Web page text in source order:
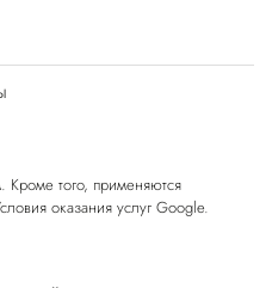
Кроме того, применяются
оказания услуг Google.